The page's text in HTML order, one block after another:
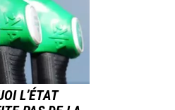
L’ÉTAT